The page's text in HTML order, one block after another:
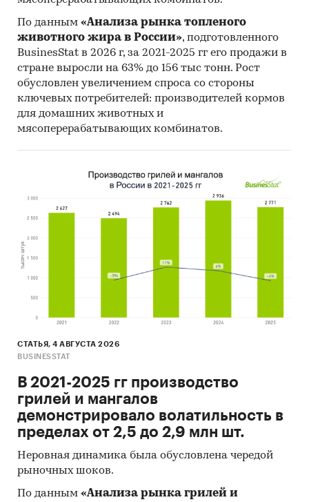
поставок:
- Рейтинг крупнейших российских импортеров
и зарубежных поставщиков
- Рейтинг ведущих российских экспортеров и
зарубежных покупателей
Единицы измерения:
Количественные показатели в отчете
География исследования:
РФ, федеральные округа и регионы РФ, страны
мира
Категории:
Металлические конструкции
Алюминиевые двери
По данным «Анализа рынка топленого
животного жира в России», подготовленного
BusinesStat в 2026 г, за 2021-2025 гг его продажи в
стране выросли на 63% до 156 тыс тонн. Рост
обусловлен увеличением спроса со стороны
ключевых потребителей: производителей кормов
для домашних животных и
мясоперерабатывающих комбинатов.
СТАТЬЯ, 4 АВГУСТА 2026
BUSINESSTAT
В 2021-2025 гг производство
грилей и мангалов
демонстрировало волатильность в
пределах от 2,5 до 2,9 млн шт.
Неровная динамика была обусловлена чередой
рыночных шоков.
По данным «Анализа рынка грилей и